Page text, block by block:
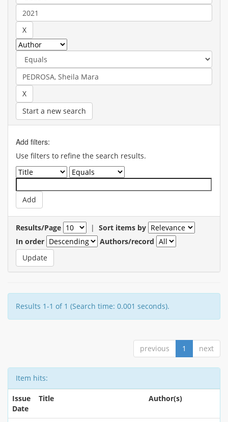
Start a new search
Add filters:
Use filters to refine the search results.
Results/Page | Sort items by
In order
Authors/record
Results 1-1 of 1 (Search time: 0.001 seconds).
previous 1 next
Item hits:
Issue
Date
Title Author(s)